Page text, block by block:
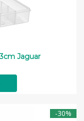
Jaguar
-30%